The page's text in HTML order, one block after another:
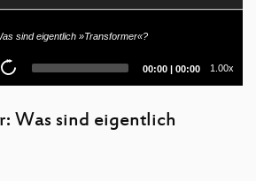
- was das in der Praxis
bedeutet
mit Markdown, Pandoc und
ConTeXt
eigener kleiner BER
sind eigentlich »Transformer«?
Current
00:00 | Total
00:00 1.00x
Was sind eigentlich